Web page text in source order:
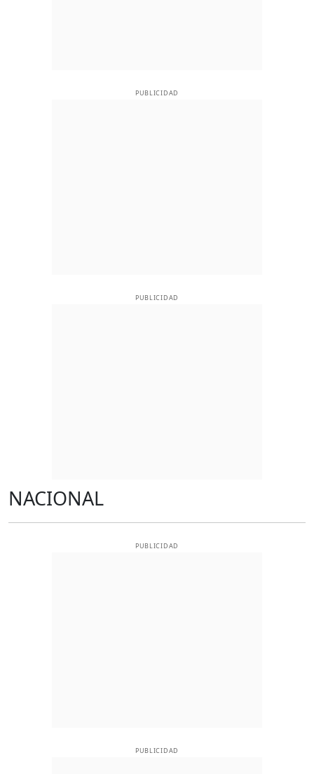
PUBLICIDAD
PUBLICIDAD
NACIONAL
PUBLICIDAD
PUBLICIDAD